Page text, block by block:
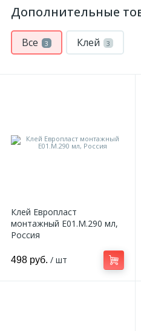
Дополнительные
Все 3 Клей 3
Клей Европласт
монтажный E01.M.290 мл,
Россия
498 руб. / шт